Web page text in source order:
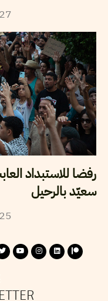
27
رفضا للاستبداد
سعيّد بالرحيل
25